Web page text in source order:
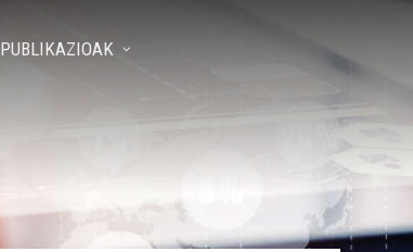
PUBLIKAZIOAK